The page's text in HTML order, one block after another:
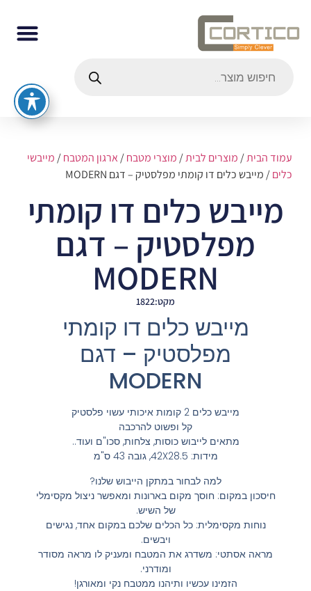
עמוד הבית/מוצרים לבית/מוצרי מטבח/ארגון המטבח/מייבשי
כלים/ מייבש כלים דו קומתי מפלסטיק – דגם MODERN
מייבש כלים דו קומתי
מפלסטיק – דגם
MODERN
מקט:1822
מייבש כלים דו קומתי
מפלסטיק – דגם
MODERN
מייבש כלים 2 קומות איכותי עשוי פלסטיק
קל ופשוט להרכבה
מתאים לייבוש כוסות, צלחות, סכו"ם ועוד..
מידות: 42X28.5, גובה 43 ס"מ
למה לבחור במתקן הייבוש שלנו?
חיסכון במקום: חוסך מקום בארונות ומאפשר ניצול מקסימלי
של השיש.
נוחות מקסימלית: כל הכלים שלכם במקום אחד, נגישים
ויבשים.
מראה אסתטי: משדרג את המטבח ומעניק לו מראה מסודר
ומודרני.
הזמינו עכשיו ותיהנו ממטבח נקי ומאורגן!